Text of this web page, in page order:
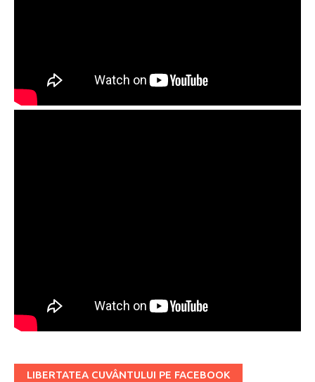
LIBERTATEA CUVÂNTULUI PE FACEBOOK